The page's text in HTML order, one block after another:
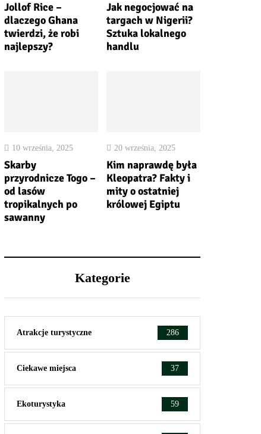
Jollof Rice –
dlaczego Ghana
twierdzi, że robi
najlepszy?
Jak negocjować na
targach w Nigerii?
Sztuka lokalnego
handlu
10 września, 2025
Skarby
przyrodnicze Togo –
od lasów
tropikalnych po
sawanny
20 września, 2025
Kim naprawdę była
Kleopatra? Fakty i
mity o ostatniej
królowej Egiptu
Kategorie
Atrakcje turystyczne 286
Ciekawe miejsca 37
Ekoturystyka 59